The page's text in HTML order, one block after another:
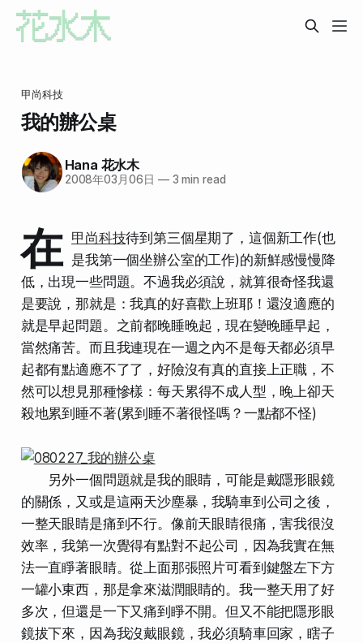
甲尚科技
我的辦公桌
Hana 花水木
2008年03月06日 —3 min read
在 甲尚科技待到第三個星期了，這個新工作(也
是我第一個坐辦公室的工作)的新鮮感慢慢降
低，出現一些問題。不過我必須說，就算很奇怪我還
是要說，那就是：我真的好喜歡上班耶！ 還沒適應的
就是早起問題。之前都晚睡晚起，現在變晚睡早起，
當然痛苦。而且我連現在一週之內不是每天都必須早
起都有點適應不了了，好險沒有真的直接上正職，不
然可以想見那種慘樣：每天累得不成人型，晚上卻天
殺地累到睡不著(累到睡不著很怪嗎？一點都不怪)
另外一個問題就是我的眼睛，可能是戴隱形眼鏡
的關係，又或是這兩天沙塵暴，我騎車到公司之後，
一整天眼睛是痛到不行。像前天眼睛很痛，害我很沒
效率，我第一次覺得有點對不起公司 ，因為我實在無
法一直睜著眼睛。從上面那張照片可看到鍵盤左下方
一罐小東西，那是拿來滋潤眼睛的。我一整天用了好
多次，但還是一下又痛到睜不開。但又不能把隱形眼
鏡拔下來，因為我沒戴眼鏡，我必須騎車回家，瞎子